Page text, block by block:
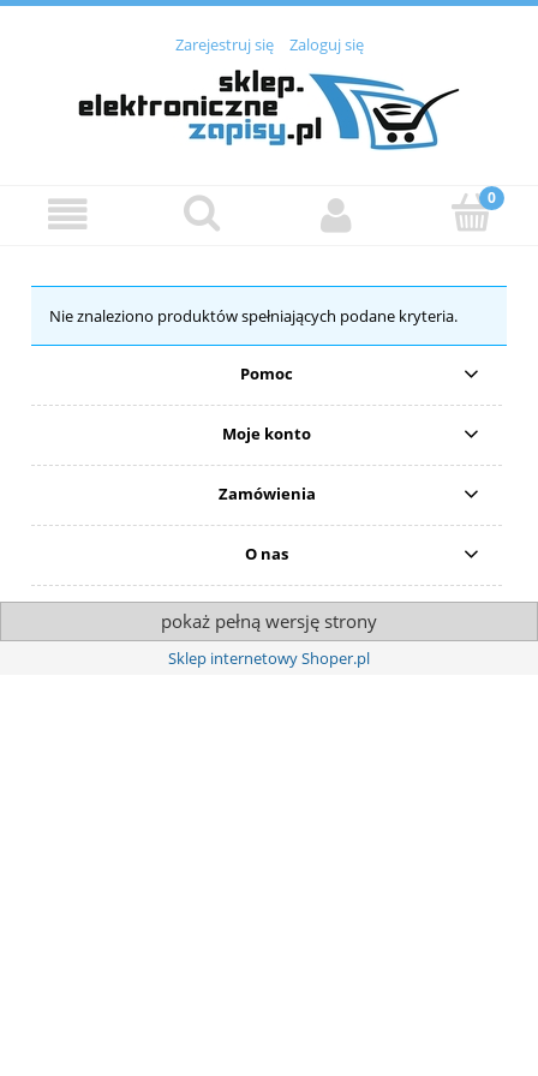
Zarejestruj się Zaloguj się
Nie znaleziono produktów spełniających podane kryteria.
Pomoc
Moje konto
Zamówienia
O nas
pokaż pełną wersję strony
Sklep internetowy Shoper.pl